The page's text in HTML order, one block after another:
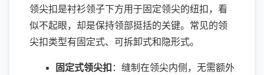
领尖扣是衬衫领子下方用于固定领尖的纽扣，看
似不起眼，却是保持领部挺括的关键。常见的领
尖扣类型有固定式、可拆卸式和隐形式。
固定式领尖扣 ：缝制在领尖内侧，无需额外